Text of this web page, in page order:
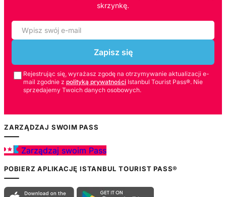
skrzynkę.
Zapisz się
Rejestrując się, wyrażasz zgodę na otrzymywanie aktualizacji e-
mail zgodnie z polityką prywatności Istanbul Tourist Pass®. Nie
sprzedajemy Twoich danych osobowych.
ZARZĄDZAJ SWOIM PASS
Zarządzaj swoim Pass
POBIERZ APLIKACJĘ ISTANBUL TOURIST PASS®